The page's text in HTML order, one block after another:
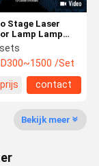
Stage Laser
Lamp Lamp
nachtclub
/Set
contact
Bekijk meer